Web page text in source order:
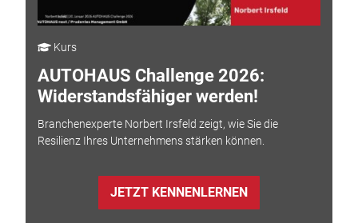
Kurs
AUTOHAUS Challenge 2026:
Widerstandsfähiger werden!
Branchenexperte Norbert Irsfeld zeigt, wie Sie die
Resilienz Ihres Unternehmens stärken können.
JETZT KENNENLERNEN